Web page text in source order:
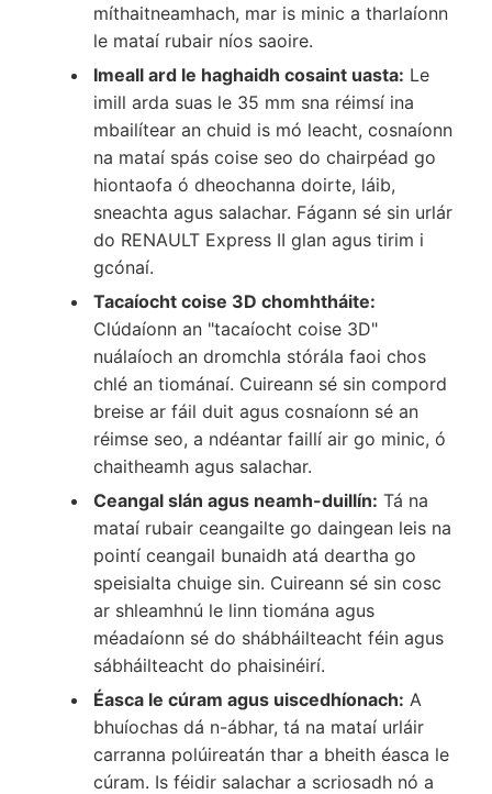
míthaitneamhach, mar is minic a tharlaíonn
le mataí rubair níos saoire.
Imeall ard le haghaidh cosaint uasta: Le
imill arda suas le 35 mm sna réimsí ina
mbailítear an chuid is mó leacht, cosnaíonn
na mataí spás coise seo do chairpéad go
hiontaofa ó dheochanna doirte, láib,
sneachta agus salachar. Fágann sé sin urlár
do RENAULT Express II glan agus tirim i
gcónaí.
Tacaíocht coise 3D chomhtháite:
Clúdaíonn an "tacaíocht coise 3D"
nuálaíoch an dromchla stórála faoi chos
chlé an tiománaí. Cuireann sé sin compord
breise ar fáil duit agus cosnaíonn sé an
réimse seo, a ndéantar faillí air go minic, ó
chaitheamh agus salachar.
Ceangal slán agus neamh-duillín: Tá na
mataí rubair ceangailte go daingean leis na
pointí ceangail bunaidh atá deartha go
speisialta chuige sin. Cuireann sé sin cosc
ar shleamhnú le linn tiomána agus
méadaíonn sé do shábháilteacht féin agus
sábháilteacht do phaisinéirí.
Éasca le cúram agus uiscedhíonach: A
bhuíochas dá n-ábhar, tá na mataí urláir
carranna polúireatán thar a bheith éasca le
cúram. Is féidir salachar a scriosadh nó a